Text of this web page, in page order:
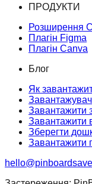
ПРОДУКТИ
Розширення
Плагін Figma
Плагін Canva
Блог
Як
Завантажити
Завантажити
Зберегти
Завантажити